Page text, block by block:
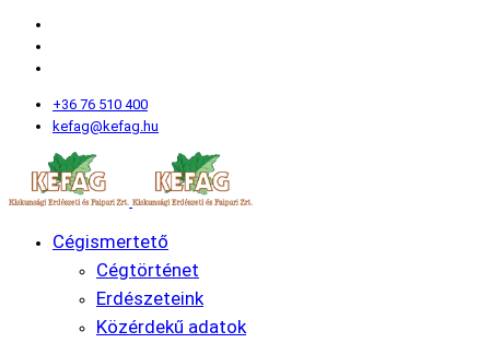
+36 76 510 400
kefag@kefag.hu
Cégismertető
Cégtörténet
Erdészeteink
Közérdekű adatok